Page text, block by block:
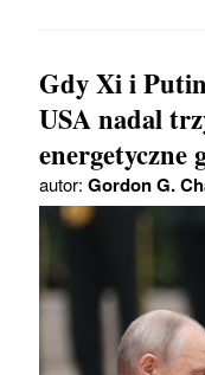
Gdy Xi i
USA nadal
energetyczne
autor: Gordon G.